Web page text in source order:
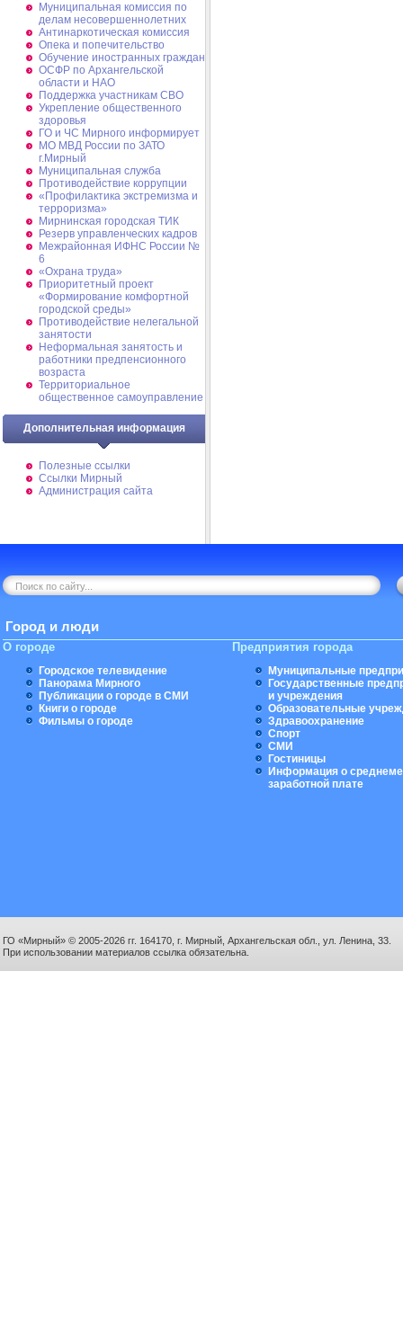
Муниципальная комиссия по
делам несовершеннолетних
Антинаркотическая комиссия
Опека и попечительство
Обучение иностранных граждан
ОСФР по Архангельской
области и НАО
Поддержка участникам СВО
Укрепление общественного
здоровья
ГО и ЧС Мирного информирует
МО МВД России по ЗАТО
г.Мирный
Муниципальная cлужба
Противодействие коррупции
«Профилактика экстремизма и
терроризма»
Мирнинская городская ТИК
Резерв управленческих кадров
Межрайонная ИФНС России №
6
«Охрана труда»
Приоритетный проект
«Формирование комфортной
городской среды»
Противодействие нелегальной
занятости
Неформальная занятость и
работники предпенсионного
возраста
Территориальное
общественное самоуправление
Дополнительная информация
Полезные ссылки
Ссылки Мирный
Администрация сайта
Город и люди
О городе
Городское телевидение
Панорама Мирного
Публикации о городе в СМИ
Книги о городе
Фильмы о городе
Предприятия города
Муниципальные
Государственные
и учреждения
Образовательные
Здравоохранение
Спорт
СМИ
Гостиницы
Информация о
заработной плате
ГО «Мирный» © 2005-2026 гг. 164170, г. Мирный, Архангельская обл., ул. Ленина, 33.
При использовании материалов ссылка обязательна.